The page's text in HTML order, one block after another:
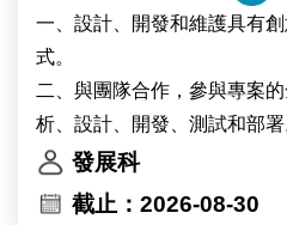
systems including
potentially soybean, the
physiological and molecular
heat stress and
with global warming. The
how environmental changes
regulation in high-altitude
一、設計、開發和維護具有
式。
二、與團隊合作，參與專案
析、設計、開發、測試和部署
三、持續學習最新的前端和後
四、其他主管交辦事項，有
發展科
截止：2026-08-30